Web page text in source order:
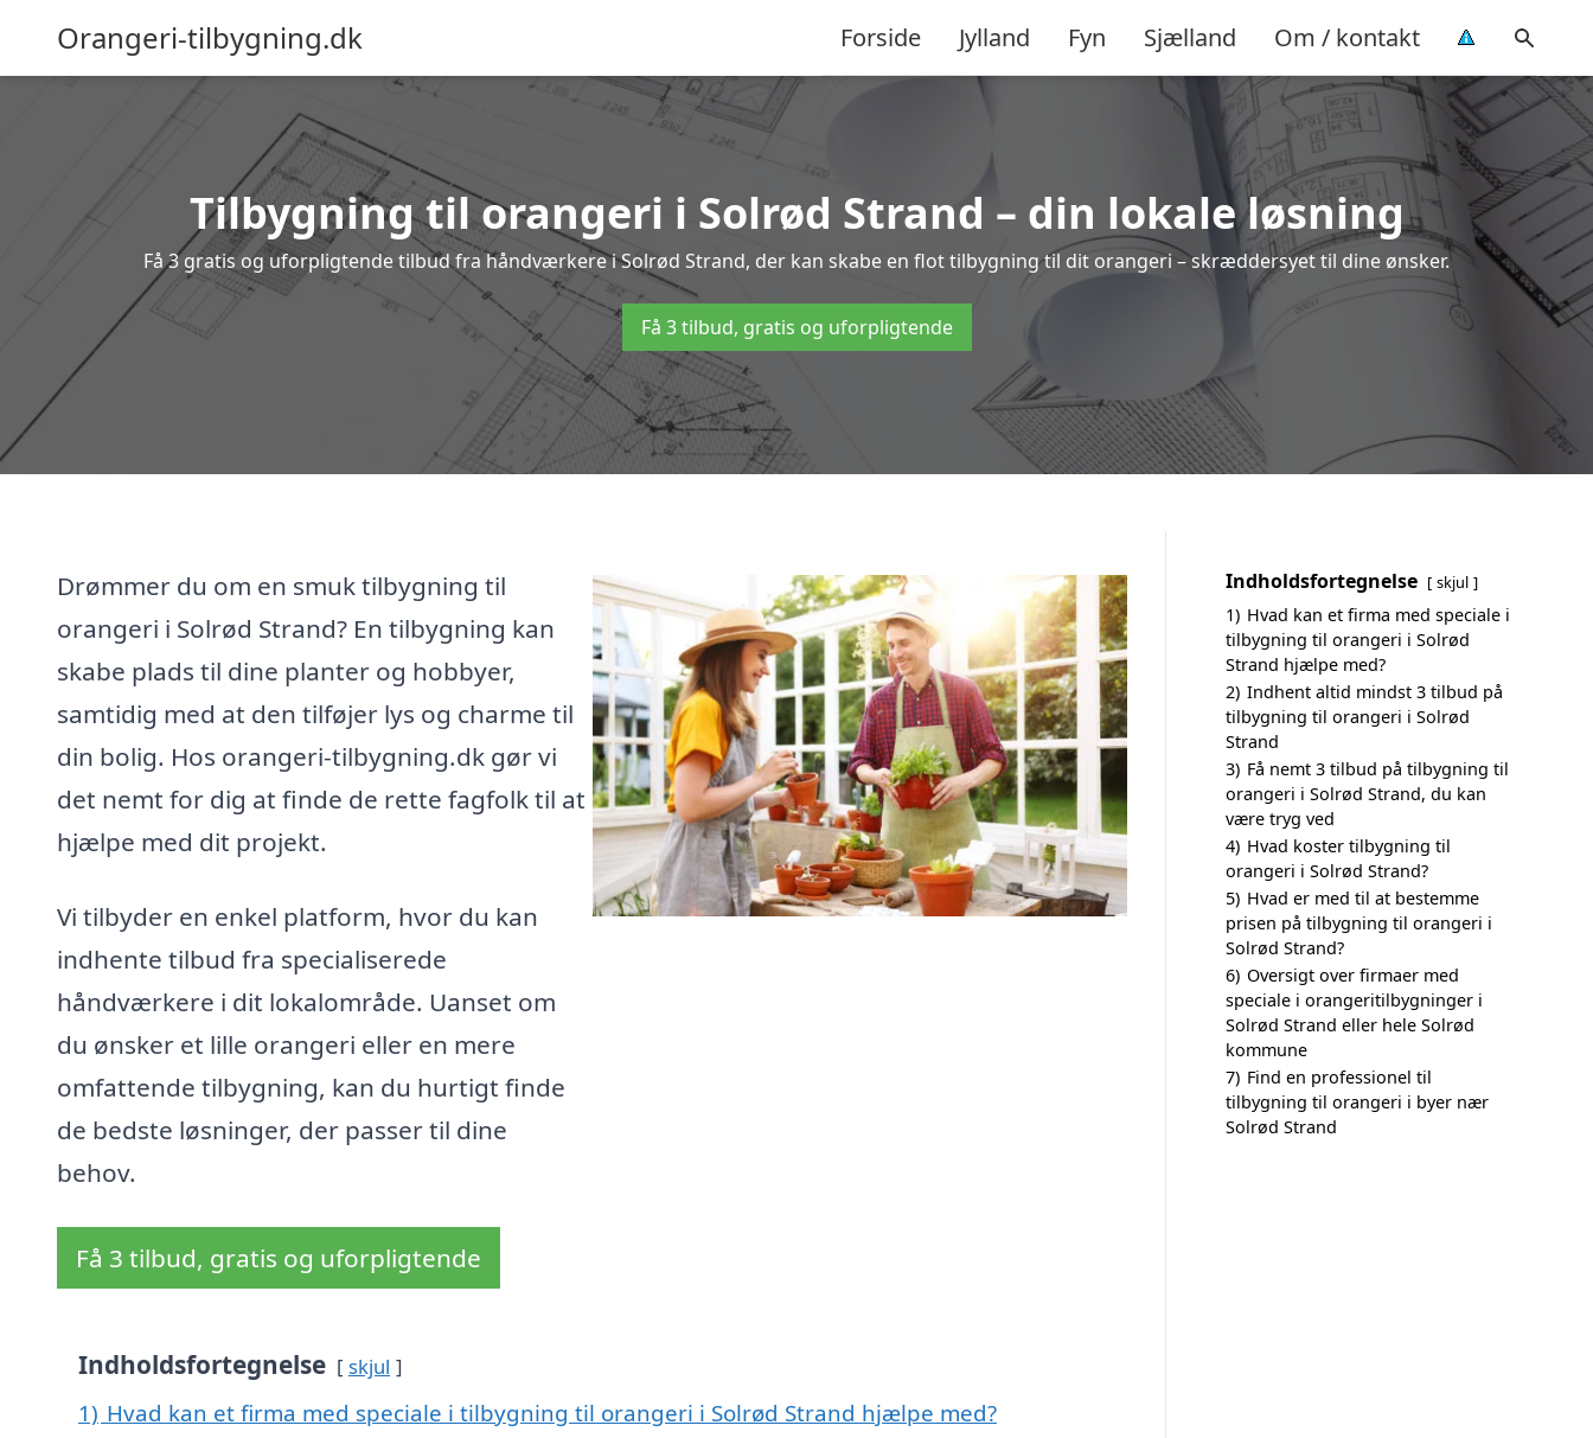
Orangeri-tilbygning.dk Forside Jylland Fyn Sjælland Om / kontakt
Tilbygning til orangeri i Solrød Strand – din lokale løsning
Få 3 gratis og uforpligtende tilbud fra håndværkere i Solrød Strand, der kan skabe en flot tilbygning til dit orangeri – skræddersyet til dine ønsker.
Få 3 tilbud, gratis og uforpligtende
Drømmer du om en smuk tilbygning til
orangeri i Solrød Strand? En tilbygning kan
skabe plads til dine planter og hobbyer,
samtidig med at den tilføjer lys og charme til
din bolig. Hos orangeri-tilbygning.dk gør vi
det nemt for dig at finde de rette fagfolk til at
hjælpe med dit projekt.
Vi tilbyder en enkel platform, hvor du kan
indhente tilbud fra specialiserede
håndværkere i dit lokalområde. Uanset om
du ønsker et lille orangeri eller en mere
omfattende tilbygning, kan du hurtigt finde
de bedste løsninger, der passer til dine
behov.
Få 3 tilbud, gratis og uforpligtende
Indholdsfortegnelse skjul
1) Hvad kan et firma med speciale i tilbygning til orangeri i Solrød Strand hjælpe med?
Indholdsfortegnelse skjul
1) Hvad kan et firma med speciale i
tilbygning til orangeri i Solrød
Strand hjælpe med?
2) Indhent altid mindst 3 tilbud på
tilbygning til orangeri i Solrød
Strand
3) Få nemt 3 tilbud på tilbygning til
orangeri i Solrød Strand, du kan
være tryg ved
4) Hvad koster tilbygning til
orangeri i Solrød Strand?
5) Hvad er med til at bestemme
prisen på tilbygning til orangeri i
Solrød Strand?
6) Oversigt over firmaer med
speciale i orangeritilbygninger i
Solrød Strand eller hele Solrød
kommune
7) Find en professionel til
tilbygning til orangeri i byer nær
Solrød Strand